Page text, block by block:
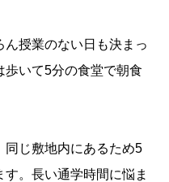
授業のない日も決まっ
歩いて5分の食堂で朝食
同じ敷地内にあるため5
。長い通学時間に悩ま